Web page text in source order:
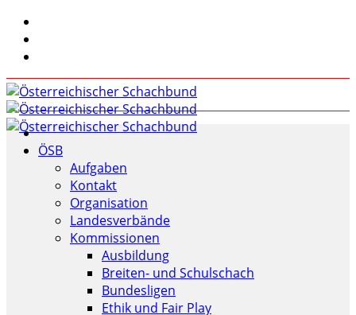
ÖSB
Aufgaben
Kontakt
Organisation
Landesverbände
Kommissionen
Ausbildung
Breiten- und Schulschach
Bundesligen
Ethik und Fair Play